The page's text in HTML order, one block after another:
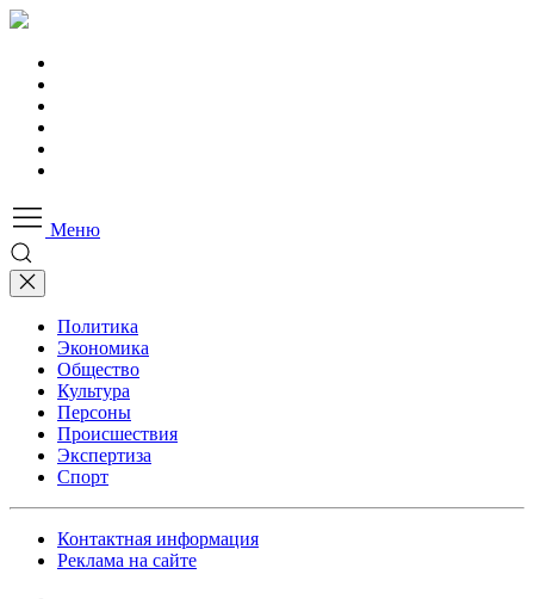
Меню
Политика
Экономика
Общество
Культура
Персоны
Происшествия
Экспертиза
Спорт
Контактная информация
Реклама на сайте